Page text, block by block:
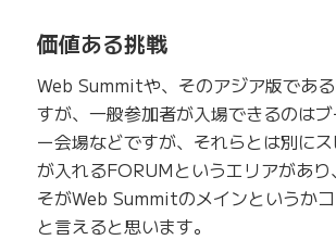
価値ある挑戦
Web Summitや、そのアジア版であ
すが、一般参加者が入場できるのは
ー会場などですが、それらとは別に
が入れるFORUMというエリアがあり
そがWeb Summitのメインというか
と言えると思います。